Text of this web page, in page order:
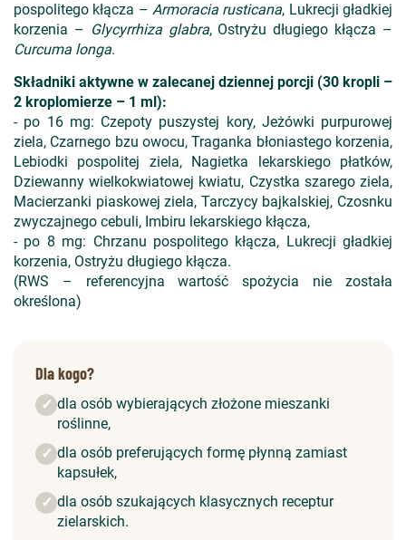
pospolitego kłącza – Armoracia rusticana, Lukrecji gładkiej
korzenia – Glycyrrhiza glabra, Ostryżu długiego kłącza –
Curcuma longa.
Składniki aktywne w zalecanej dziennej porcji (30 kropli –
2 kroplomierze – 1 ml):
- po 16 mg: Czepoty puszystej kory, Jeżówki purpurowej
ziela, Czarnego bzu owocu, Traganka błoniastego korzenia,
Lebiodki pospolitej ziela, Nagietka lekarskiego płatków,
Dziewanny wielkokwiatowej kwiatu, Czystka szarego ziela,
Macierzanki piaskowej ziela, Tarczycy bajkalskiej, Czosnku
zwyczajnego cebuli, Imbiru lekarskiego kłącza,
- po 8 mg: Chrzanu pospolitego kłącza, Lukrecji gładkiej
korzenia, Ostryżu długiego kłącza.
(RWS – referencyjna wartość spożycia nie została
określona)
Dla kogo?
✓ dla osób wybierających złożone mieszanki
roślinne,
✓ dla osób preferujących formę płynną zamiast
kapsułek,
✓ dla osób szukających klasycznych receptur
zielarskich.